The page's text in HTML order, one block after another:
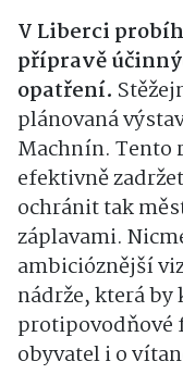
V Liberci
přípravě
opatření.
plánovaná
Machnín. Tento
efektivně
ochránit tak
záplavami.
ambicióznější
nádrže, která
protipovodňové
obyvatel i o